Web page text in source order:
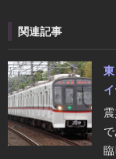
関連記事